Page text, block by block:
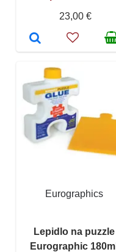
23,00 €
Eurographics
Lepidlo na puzzle
Eurographic 180ml